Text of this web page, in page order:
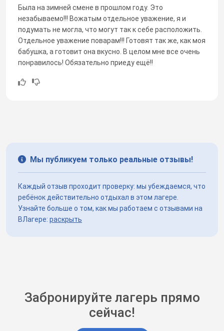
Была на зимней смене в прошлом году. Это
незабываемо!!! Вожатым отдельное уважение, я и
подумать не могла, что могут так к себе расположить.
Отдельное уважение поварам!!! Готовят так же, как моя
бабушка, а готовит она вкусно. В целом мне все очень
понравилось! Обязательно приеду ещё!!
Мы публикуем только реальные отзывы!
Каждый отзыв проходит проверку: мы убеждаемся, что
ребёнок действительно отдыхал в этом лагере.
Узнайте больше о том, как мы работаем с отзывами на
ВЛагере: раскрыть
Забронируйте лагерь прямо
сейчас!